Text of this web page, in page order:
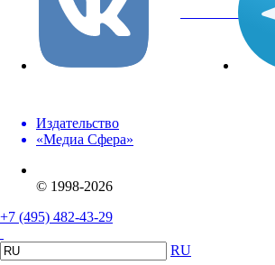
вКонтакте
Издательство
«Медиа Сфера»
© 1998-2026
+7 (495) 482-43-29
RU